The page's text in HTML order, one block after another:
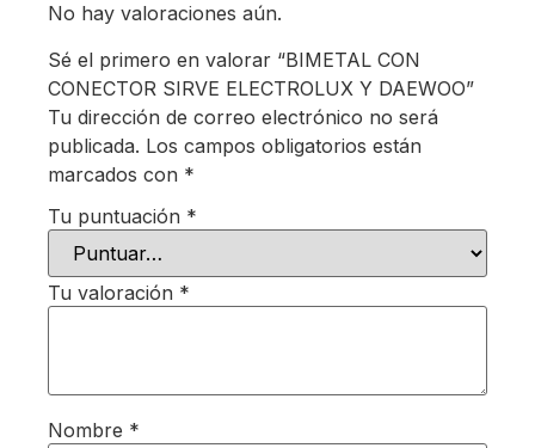
No hay valoraciones aún.
Sé el primero en valorar “BIMETAL CON
CONECTOR SIRVE ELECTROLUX Y DAEWOO”
Tu dirección de correo electrónico no será
publicada. Los campos obligatorios están
marcados con *
Tu puntuación *
Tu valoración *
Nombre *